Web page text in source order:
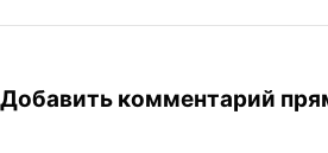
Добавить комментарий